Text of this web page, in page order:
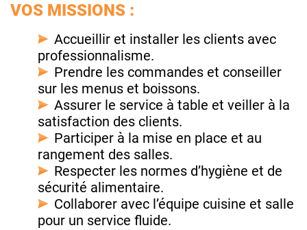
VOS MISSIONS :
Accueillir et installer les clients avec
professionnalisme.
Prendre les commandes et conseiller
sur les menus et boissons.
Assurer le service à table et veiller à la
satisfaction des clients.
Participer à la mise en place et au
rangement des salles.
Respecter les normes d’hygiène et de
sécurité alimentaire.
Collaborer avec l’équipe cuisine et salle
pour un service fluide.